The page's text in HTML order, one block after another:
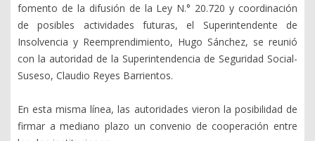
fomento de la difusión de la Ley N.° 20.720 y coordinación
de posibles actividades futuras, el Superintendente de
Insolvencia y Reemprendimiento, Hugo Sánchez, se reunió
con la autoridad de la Superintendencia de Seguridad Social-
Suseso, Claudio Reyes Barrientos.
En esta misma línea, las autoridades vieron la posibilidad de
firmar a mediano plazo un convenio de cooperación entre